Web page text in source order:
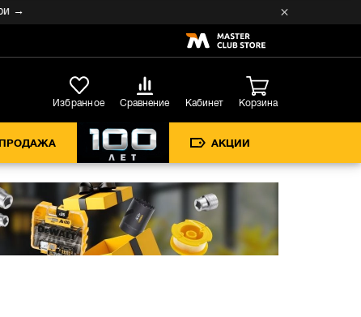
Избранное Сравнение Кабинет Корзина
АКЦИИ